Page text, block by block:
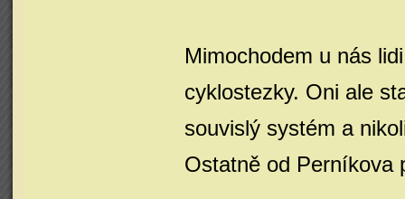
Mimochodem u nás
cyklostezky. Oni ale
souvislý systém a
Ostatně od Perníkova